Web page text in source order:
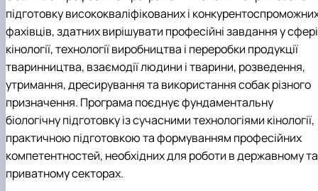
підготовку висококваліфікованих і
фахівців, здатних вирішувати професійні завдання у сфері
кінології, технології виробництва і переробки продукції
тваринництва, взаємодії людини і тварини, розведення,
утримання, дресирування та використання собак різного
призначення. Програма поєднує фундаментальну
біологічну підготовку із сучасними технологіями кінології,
практичною підготовкою та формуванням професійних
компетентностей, необхідних для роботи в державному та
приватному секторах.